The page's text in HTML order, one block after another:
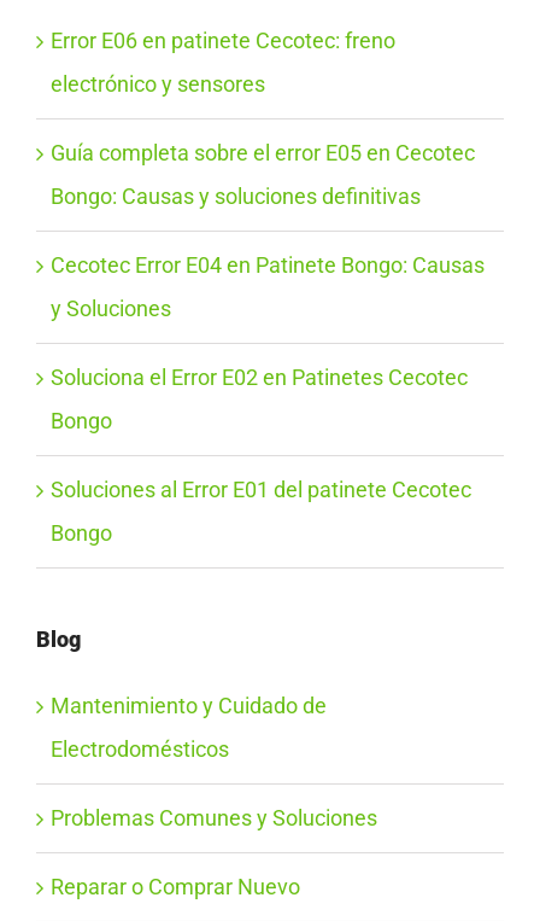
Error E06 en patinete Cecotec: freno
electrónico y sensores
Guía completa sobre el error E05 en Cecotec
Bongo: Causas y soluciones definitivas
Cecotec Error E04 en Patinete Bongo: Causas
y Soluciones
Soluciona el Error E02 en Patinetes Cecotec
Bongo
Soluciones al Error E01 del patinete Cecotec
Bongo
Blog
Mantenimiento y Cuidado de
Electrodomésticos
Problemas Comunes y Soluciones
Reparar o Comprar Nuevo